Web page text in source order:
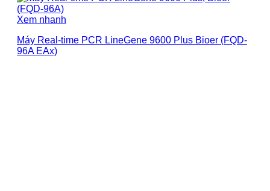
Xem nhanh
Máy Real-time PCR LineGene 9600 Plus Bioer (FQD-
96A EAx)